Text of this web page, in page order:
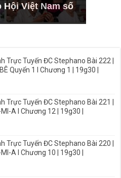
Hội Việt Nam số
Trực Tuyến ĐC Stephano Bài 222 |
Quyển 1 I Chương 1 | 19g30 |
Trực Tuyến ĐC Stephano Bài 221 |
A I Chương 12 | 19g30 |
Trực Tuyến ĐC Stephano Bài 220 |
A I Chương 10 | 19g30 |